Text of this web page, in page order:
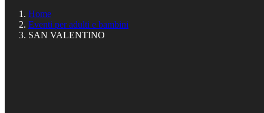
Home
Eventi per adulti e bambini
SAN VALENTINO